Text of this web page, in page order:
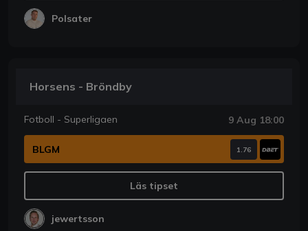
Polsater
Horsens - Bröndby
Fotboll - Superligaen 9 Aug 18:00
BLGM 1.76
Läs tipset
jewertsson